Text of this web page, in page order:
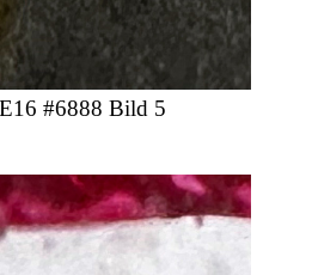
#6888 Bild 5